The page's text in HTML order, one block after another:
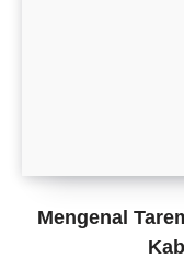
Mengenal